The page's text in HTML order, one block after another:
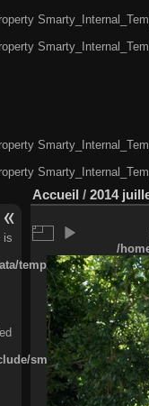
is
templates_c/
smarty/libs/
Accueil / 2014
/